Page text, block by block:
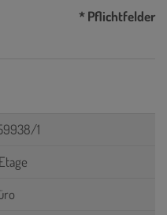
* Pflichtfelder
1